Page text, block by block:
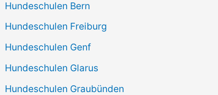
Hundeschulen Bern
Hundeschulen Freiburg
Hundeschulen Genf
Hundeschulen Glarus
Hundeschulen Graubünden